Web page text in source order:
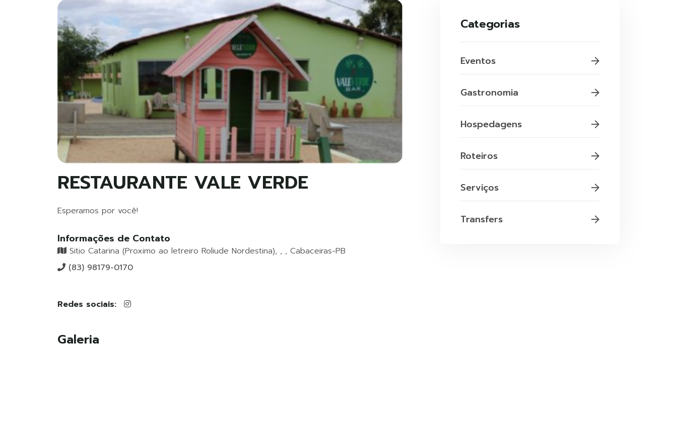
RESTAURANTE VALE VERDE
Esperamos por você!
Informações de Contato
Sitio Catarina (Proximo ao letreiro Roliude Nordestina), , , Cabaceiras-PB
(83) 98179-0170
Redes sociais:
Galeria
Categorias
Eventos
Gastronomia
Hospedagens
Roteiros
Serviços
Transfers